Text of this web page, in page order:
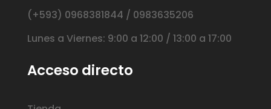
(+593) 0968381844 / 0983635206
Lunes a Viernes: 9:00 a 12:00 / 13:00 a 17:00
Acceso directo